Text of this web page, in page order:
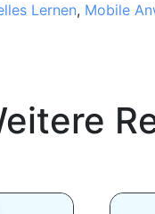
Lernen, Mobile